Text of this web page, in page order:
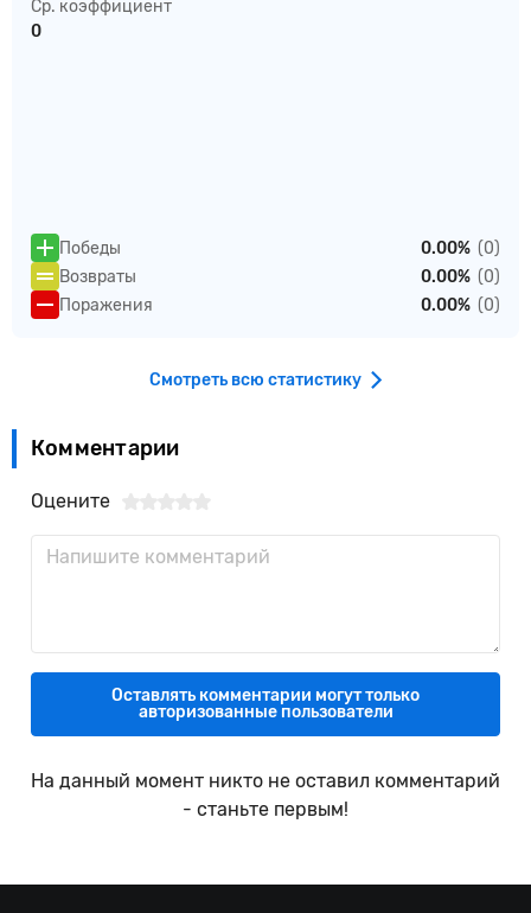
Ср. коэффициент
0
Победы 0.00% (0)
Возвраты
0.00% (0)
Поражения
0.00% (0)
Смотреть всю статистику
Комментарии
Оцените
Оставлять комментарии могут только
авторизованные пользователи
На данный момент никто не оставил комментарий
- станьте первым!